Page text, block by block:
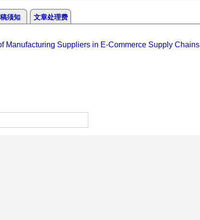
须知 文章处理费
Manufacturing Suppliers in E-Commerce Supply Chains